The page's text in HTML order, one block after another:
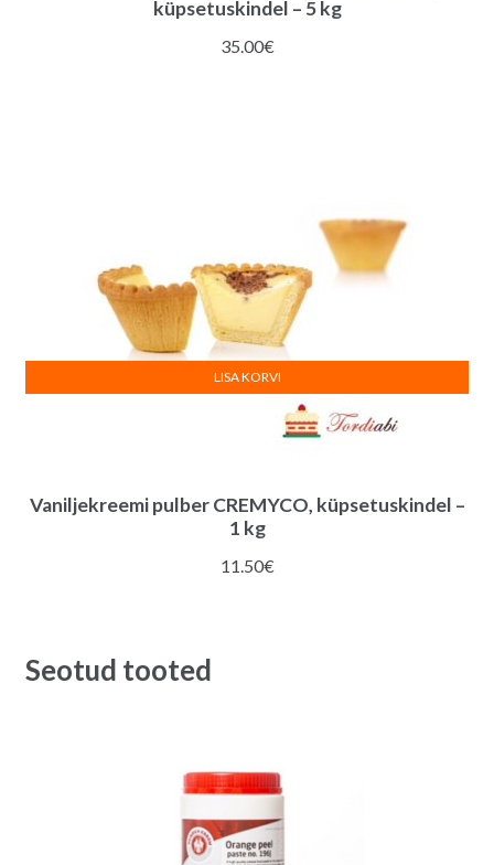
küpsetuskindel – 5 kg
35.00€
Vaniljekreemi pulber CREMYCO, küpsetuskindel –
1 kg
11.50€
LISA KORVI
Seotud tooted